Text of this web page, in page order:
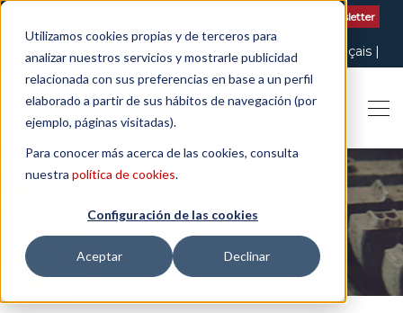
Utilizamos cookies propias y de terceros para
analizar nuestros servicios y mostrarle publicidad
relacionada con sus preferencias en base a un perfil
elaborado a partir de sus hábitos de navegación (por
ejemplo, páginas visitadas).
Para conocer más acerca de las cookies, consulta
nuestra política de cookies.
Configuración de las cookies
Aceptar Declinar
Suscribete a nuestro Newsletter
Español Català
English Français
Italiano
THE ART OF BEING LEGAL